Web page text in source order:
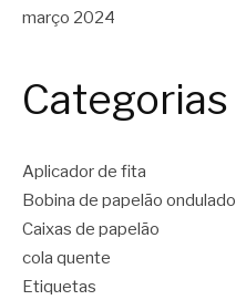
março 2024
Categorias
Aplicador de fita
Bobina de papelão ondulado
Caixas de papelão
cola quente
Etiquetas